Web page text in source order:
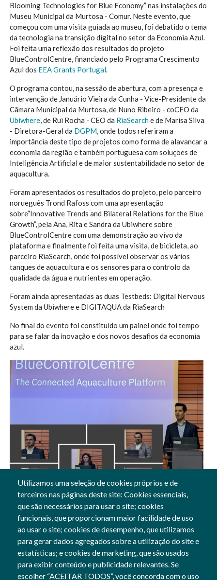
Blooming Technologies for Blue Economy” nas instalações do
Museu Municipal da Murtosa - Comur. Neste evento, que
começou com uma visita guiada ao museu, foi debatido o tema
da tecnologia na transição digital no setor da Economia Azul.
Foi feita uma reflexão dos resultados do projeto
BlueControlCentre, financiado pelo Programa Crescimento
Azul dos EEA Grants Portugal
O programa contou, na sessão de abertura, com a presença e
intervenção de Januário Vieira da Cunha - Vice-Presidente da
Câmara Municipal da Murtosa, de Nuno Ribeiro - coCEO da
Ubiwhere , de Rui Rocha - CEO da RiaSearche de Marisa Silva
- Diretora-Geral da DGPM , onde todos referiram a
importância deste tipo de projetos como forma de alavancar a
economia da região e também portuguesa com soluções de
Inteligência Artificial e de maior sustentabilidade no setor de
aquacultura.
Foram apresentados os resultados do projeto, pelo parceiro
norueguês Trond Rafoss com uma apresentação
sobre”Innovative Trends and Bilateral Relations for the Blue
Growth”, pela Ana, Rita e Sandra da Ubiwhere sobre
BlueControlCentre com uma demonstração ao vivo da
plataforma e finalmente foi feita uma visita, de bicicleta, ao
parceiro RiaSearch, onde foi possível observar os vários
tanques de aquacultura e os sensores para o controlo da
qualidade da água e nutrientes em operação.
Foram ainda apresentadas as duas Testbeds: Digital Nervous
System da Ubiwhere e DIGITAQUA da RiaSearch
No final do evento foi constituído um painel onde foi tempo
para se falar da inovação e dos novos desafios da economia
azul.
26 Mar, 2024
Gerais
Siga-nos
Utilizamos uma seleção de cookies próprios e de
terceiros nas páginas deste site: Cookies essenciais,
que são necessários para usar o site; cookies
funcionais, que proporcionam maior facilidade de uso
ao usar o site; cookies de desempenho, que utilizamos
para gerar dados agregados sobre a utilização do site e
estatísticas; e cookies de marketing, que são usados
para exibir conteúdo e publicidade relevantes. Se
escolher “ACEITAR TODOS”, você concorda com o uso